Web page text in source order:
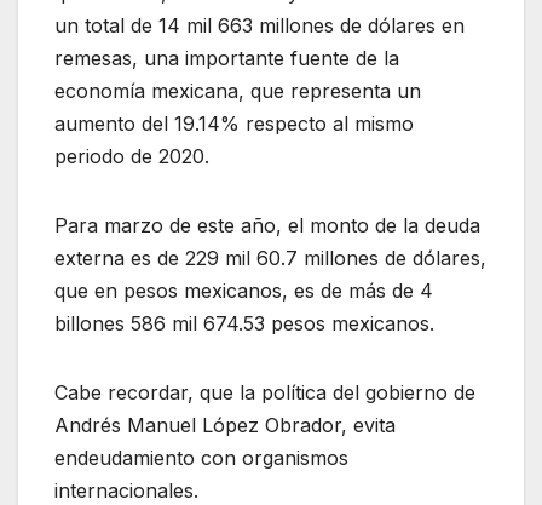
un total de 14 mil 663 millones de dólares en
remesas, una importante fuente de la
economía mexicana, que representa un
aumento del 19.14% respecto al mismo
periodo de 2020.
Para marzo de este año, el monto de la deuda
externa es de 229 mil 60.7 millones de dólares,
que en pesos mexicanos, es de más de 4
billones 586 mil 674.53 pesos mexicanos.
Cabe recordar, que la política del gobierno de
Andrés Manuel López Obrador, evita
endeudamiento con organismos
internacionales.